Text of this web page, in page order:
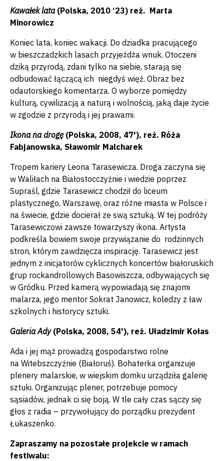
Kawałek lata(Polska, 2010 ‘23) reż. Marta
Minorowicz
Koniec lata, koniec wakacji. Do dziadka pracującego
w bieszczadzkich lasach przyjeżdża wnuk. Otoczeni
dziką przyrodą, zdani tylko na siebie, starają się
odbudować łączącą ich niegdyś więź. Obraz bez
odautorskiego komentarza. O wyborze pomiędzy
kulturą, cywilizacją a naturą i wolnością, jaką daje życie
w zgodzie z przyrodą i jej prawami.
Ikona na drogę(Polska, 2008, 47'), reż. Róża
Fabjanowska, Sławomir Malcharek
Tropem kariery Leona Tarasewicza. Droga zaczyna się
w Waliłach na Białostocczyźnie i wiedzie poprzez
Supraśl, gdzie Tarasewicz chodził do liceum
plastycznego, Warszawę, oraz różne miasta w Polsce i
na świecie, gdzie docierał ze swą sztuką. W tej podróży
Tarasewiczowi zawsze towarzyszy ikona. Artysta
podkreśla bowiem swoje przywiązanie do rodzinnych
stron, którym zawdzięcza inspirację. Tarasewicz jest
jednym z inicjatorów cyklicznych koncertów białoruskich
grup rockandrollowych Basowiszcza, odbywających się
w Gródku. Przed kamerą wypowiadają się znajomi
malarza, jego mentor Sokrat Janowicz, koledzy z ław
szkolnych i historycy sztuki.
Galeria Ady (Polska, 2008, 54'), reż. Uładzimir Kołas
Ada i jej mąż prowadzą gospodarstwo rolne
na Witebszczyźnie (Białoruś). Bohaterka organizuje
plenery malarskie, w wiejskim domku urządziła galerię
sztuki. Organizując plener, potrzebuje pomocy
sąsiadów, jednak ci się boją. W tle cały czas sączy się
głos z radia – przywołujący do porządku prezydent
Łukaszenko.
Zapraszamy na pozostałe projekcie w ramach
festiwalu: